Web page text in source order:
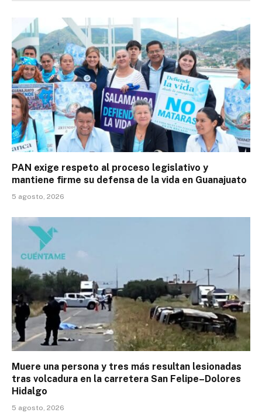
PAN exige respeto al proceso legislativo y
mantiene firme su defensa de la vida en Guanajuato
5 agosto, 2026
Muere una persona y tres más resultan lesionadas
tras volcadura en la carretera San Felipe–Dolores
Hidalgo
5 agosto, 2026